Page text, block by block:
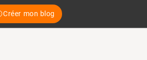
Créer mon blog